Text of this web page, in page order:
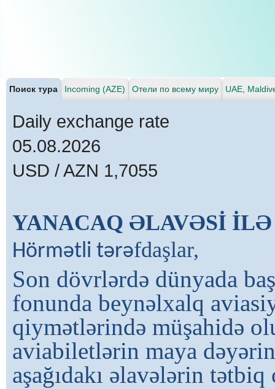
Поиск тура Incoming (AZE) Отели по всему миру UAE,
Daily exchange rate
05.08.2026
USD / AZN 1,7055
YANACAQ ƏLAVƏSİ
Hörmətli tərəfdaşlar,
Son dövrlərdə dünyada
fonunda beynəlxalq
qiymətlərində müşahidə
aviabiletlərin maya
aşağıdakı əlavələrin tətbiq